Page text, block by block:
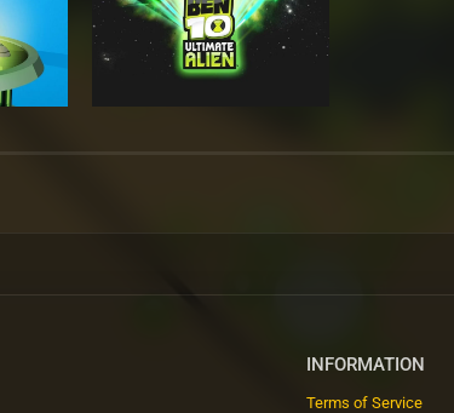
INFORMATION
Terms of Service